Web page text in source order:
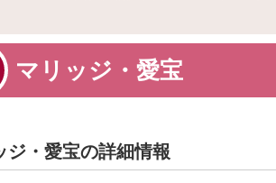
マリッジ・愛宝
ジ・愛宝の詳細情報